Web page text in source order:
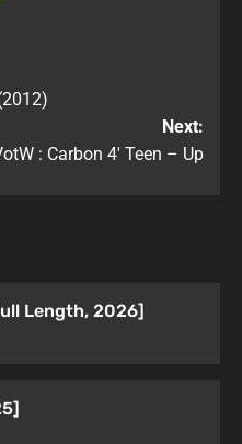
Next:
: Carbon 4′ Teen – Up
Length, 2026]